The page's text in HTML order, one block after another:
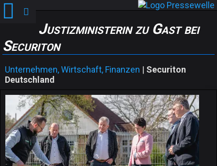
Justizministerin zu Gast bei
Securiton
Unternehmen, Wirtschaft, Finanzen | Securiton
Deutschland